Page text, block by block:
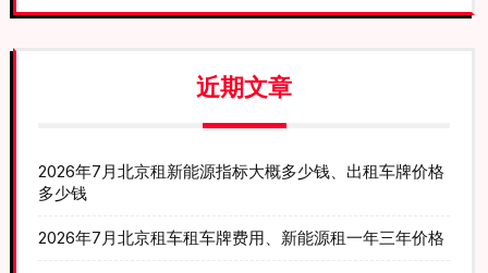
近期文章
2026年7月北京租新能源指标大概多少钱、出租车牌价格
多少钱
2026年7月北京租车租车牌费用、新能源租一年三年价格